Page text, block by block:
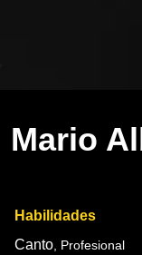
Mario
Habilidades
Canto, Profesional